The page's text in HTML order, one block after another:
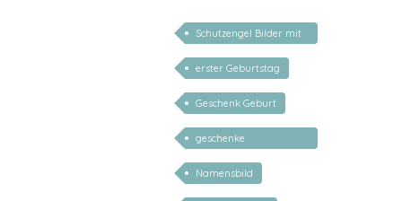
Schutzengel Bilder mit
Gedichten
erster Geburtstag
Geschenk Geburt
geschenke
personalisiert kinder
Namensbild